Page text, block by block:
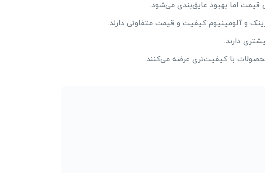
اما بهبود عایق‌بندی می‌شود.
و آلومینیوم کیفیت و قیمت متفاوتی دارند.
دارند.
با کیفیت‌تری عرضه می‌کنند.